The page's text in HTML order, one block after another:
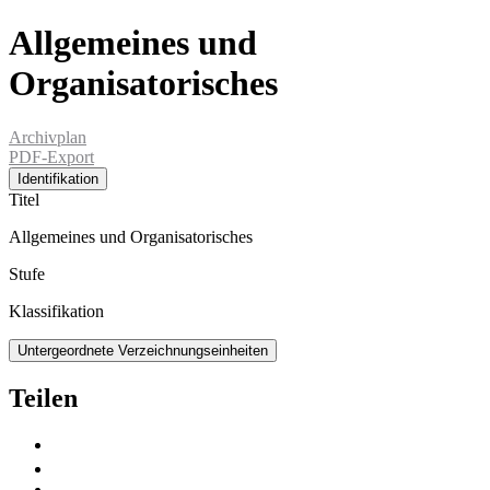
Allgemeines und
Organisatorisches
Archivplan
PDF-Export
Identifikation
Titel
Allgemeines und Organisatorisches
Stufe
Klassifikation
Untergeordnete Verzeichnungseinheiten
Teilen